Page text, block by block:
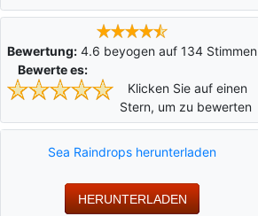
Bewertung: 4.6 beyogen auf134 Stimmen
Bewerte es:
Klicken Sie auf einen
Stern, um zu bewerten
Sea Raindrops herunterladen
HERUNTERLADEN